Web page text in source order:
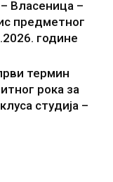
Власеница –
предметног
године
термин
рока за
студија –